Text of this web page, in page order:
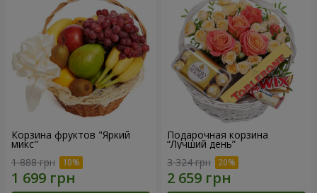
Корзина фруктов "Яркий
микс"
1 888 грн
Подарочная корзина
“Лучший день”
3 324 грн